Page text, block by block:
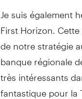
Je suis également
First Horizon.
de notre stratégie
banque régionale
très intéressants
fantastique pour la